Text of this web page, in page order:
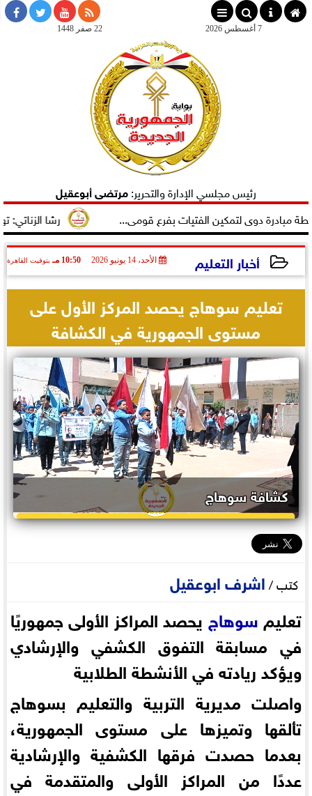
× 22 صفر 1448 7 أغسطس 2026
رئيس مجلسي الإدارة والتحرير:مرتضى أبوعقيل
رشا الزناتي: تهنئ النائب الفتيات بفرع قومى...
أخبار التعليم الأحد، 14 يونيو 2026 10:50 مـ بتوقيت القاهرة
تعليم سوهاج يحصد المركز الأول على
مستوى الجمهورية في الكشافة
كشافة سوهاج
كتب /اشرف ابوعقيل
تعليمسوهاج يحصد المراكز الأولى جمهوريًا
في مسابقة التفوق الكشفي والإرشادي
ويؤكد ريادته في الأنشطة الطلابية
واصلت مديرية التربية والتعليم بسوهاج
تألقها وتميزها على مستوى الجمهورية،
بعدما حصدت فرقها الكشفية والإرشادية
عددًا من المراكز الأولى والمتقدمة في